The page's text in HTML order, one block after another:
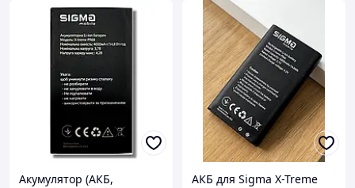
Акумулятор (АКБ,
АКБ для Sigma X-Treme